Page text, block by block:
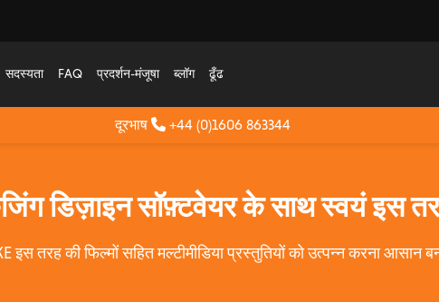
सदस्यता FAQ प्रदर्शन-मंजूषा ब्लॉग ढूँढ
दूरभाष +44 (0)1606 863344
डिज़ाइन सॉफ़्टवेयर के साथ स्वयं इस
इस तरह की फिल्मों सहित मल्टीमीडिया प्रस्तुतियों को उत्पन्न करना आसान